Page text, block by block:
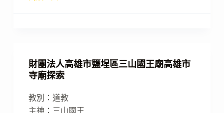
財團法人高雄市鹽埕區三山國王廟高雄市
寺廟探索
教別：道教
主神：三山國王